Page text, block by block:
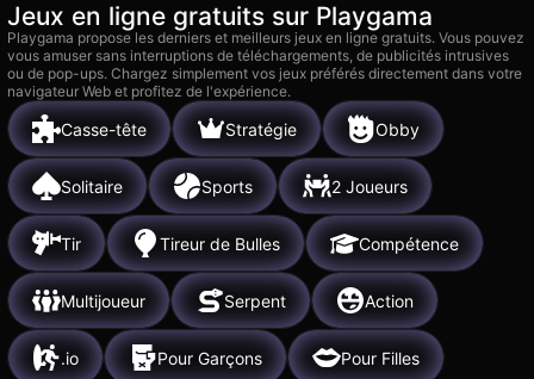
Jeux en ligne gratuits sur Playgama
Playgama propose les derniers et meilleurs jeux en ligne gratuits. Vous pouvez
vous amuser sans interruptions de téléchargements, de publicités intrusives
ou de pop-ups. Chargez simplement vos jeux préférés directement dans votre
navigateur Web et profitez de l'expérience.
Casse-tête Stratégie Obby
Solitaire Sports 2 Joueurs
Tir Tireur de Bulles Compétence
Multijoueur Serpent Action
.io Pour Garçons Pour Filles